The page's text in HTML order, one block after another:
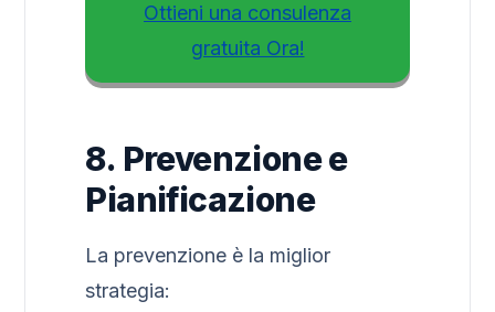
Ottieni una consulenza
gratuita Ora!
8. Prevenzione e
Pianificazione
La prevenzione è la miglior
strategia: